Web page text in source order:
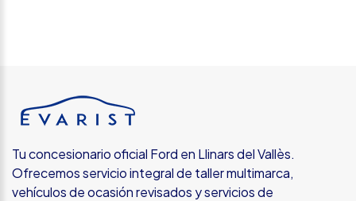
Tu concesionario oficial Ford en Llinars del Vallès.
Ofrecemos servicio integral de taller multimarca,
vehículos de ocasión revisados y servicios de